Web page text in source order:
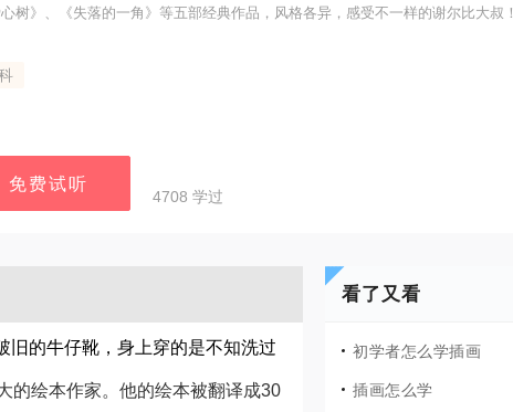
树》、《失落的一角》等五部经典作品，风格各异，感受不一样的谢尔比大叔！
免费试听
4708 学过
旧的牛仔靴，身上穿的是不知洗过
的绘本作家。他的绘本被翻译成30
看了又看
初学者怎么学插画
插画怎么学